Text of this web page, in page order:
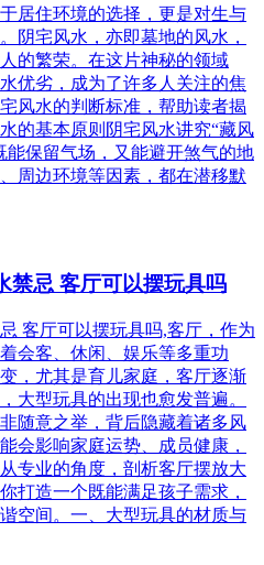
居住环境的选择，更是对生与
阴宅风水，亦即墓地的风水，
的繁荣。在这片神秘的领域
优劣，成为了许多人关注的焦
风水的判断标准，帮助读者揭
的基本原则阴宅风水讲究“藏风
能保留气场，又能避开煞气的地
周边环境等因素，都在潜移默
禁忌 客厅可以摆玩具吗
客厅可以摆玩具吗,客厅，作为
会客、休闲、娱乐等多重功
，尤其是育儿家庭，客厅逐渐
大型玩具的出现也愈发普遍。
随意之举，背后隐藏着诸多风
会影响家庭运势、成员健康，
专业的角度，剖析客厅摆放大
打造一个既能满足孩子需求，
空间。一、大型玩具的材质与